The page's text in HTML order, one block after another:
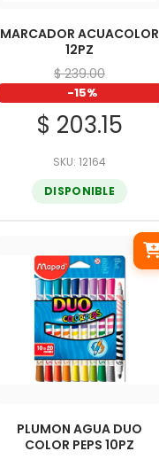
MARCADOR ACUACOLOR
12PZ
$ 239.00
-15%
$ 203.15
SKU: 12164
DISPONIBLE
PLUMON AGUA DUO
COLOR PEPS 10PZ